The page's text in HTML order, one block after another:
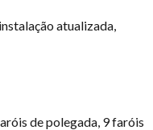
atualizada,
de polegada, 9 faróis